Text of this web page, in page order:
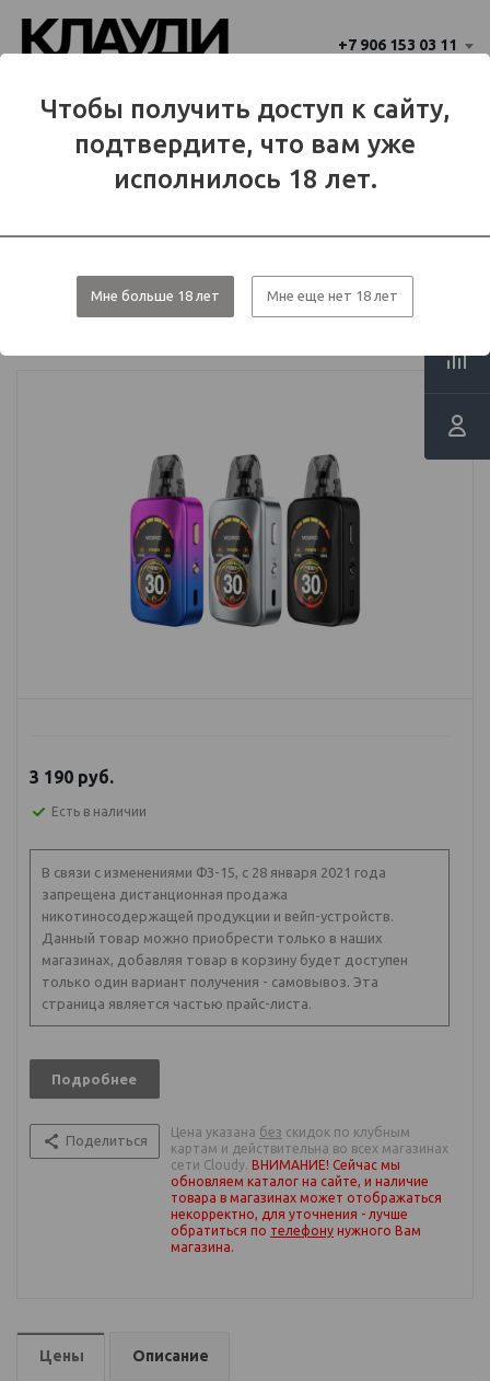
Чтобы получить доступ к сайту,
подтвердите, что вам уже
исполнилось 18 лет.
Мне больше 18 лет Мне еще нет 18 лет
+7 906 153 03 11
Балаково?
Да Нет
Балаково
Готовый набор Voopoo ARGUS A
3 190 руб.
Есть в наличии
В связи с изменениями ФЗ-15, с 28 января 2021 года
запрещена дистанционная продажа
никотиносодержащей продукции и вейп-устройств.
Данный товар можно приобрести только в наших
магазинах, добавляя товар в корзину будет доступен
только один вариант получения - самовывоз. Эта
страница является частью прайс-листа.
Подробнее
Поделиться
Цена указана без скидок по клубным
картам и действительна во всех магазинах
сети Cloudy. ВНИМАНИЕ! Сейчас мы
обновляем каталог на сайте, и наличие
товара в магазинах может отображаться
некорректно, для уточнения - лучше
обратиться по телефону нужного Вам
магазина.
Цены Описание